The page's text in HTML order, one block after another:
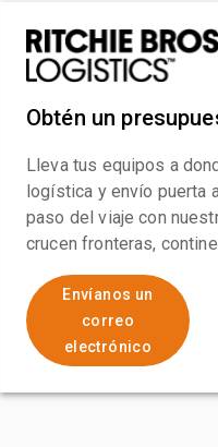
Obtén un
Lleva tus equipos a
logística y envío puerta
paso del viaje con
crucen fronteras,
Envíanos un
correo
electrónico